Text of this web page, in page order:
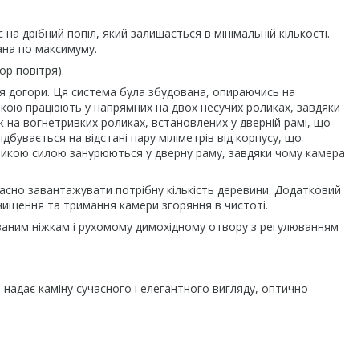
попіл, який залишається в мінімальній кількості.
по максимуму.
повітря).
догори. Ця система була збудована, опираючись на
працюють у напрямних на двох несучих роликах, завдяки
вогнетривких роликах, встановлених у дверній рамі, що
на відстані пару міліметрів від корпусу, що
силою занурюються у дверну раму, завдяки чому камера
завантажувати потрібну кількість деревини. Додатковий
та тримання камери згоряння в чистоті.
ніжкам і рухомому димохідному отвору з регулюванням
каміну сучасного і елегантного вигляду, оптично